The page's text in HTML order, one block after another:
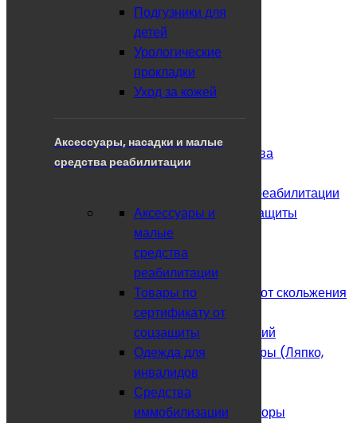
Подгузники для
детей
Урологические
прокладки
Уход за кожей
Аксессуары, насадки и малые
средства реабилитации
Аксессуары и
малые
средства
реабилитации
Товары по
сертификату от
соцзащиты
Одежда для
инвалидов
Средства
иммобилизации
Впитывающие пеленки
Впитывающие трусы
Защита от воды
Подгузники для взрослых
Подгузники для детей
Аксессуары, насадки и малые средства
реабилитации
Аксессуары и малые средства реабилитации
Товары по сертификату от соцзащиты
Одежда для инвалидов
Средства иммобилизации
Устройство для предохранения от скольжения
при ходьбе (Ледоходы)
Медтехника для дома и медучреждений
Игольчатые валики и аппликаторы (Ляпко,
Fosta и др.)
Голосообразующий аппарат
Кварцевые лампы и рециркуляторы